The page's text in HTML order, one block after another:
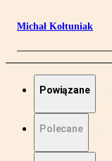
Michał Kołtuniak
Powiązane
Polecane